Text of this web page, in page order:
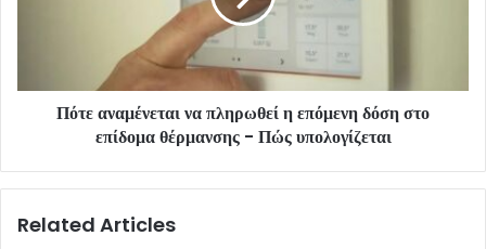
Πότε αναμένεται να πληρωθεί η επόμενη δόση στο
επίδομα θέρμανσης - Πώς υπολογίζεται
Related Articles